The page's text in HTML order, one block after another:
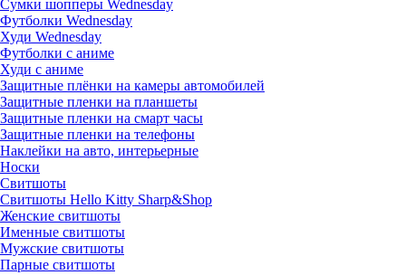
Сумки шопперы Wednesday
Футболки Wednesday
Худи Wednesday
Футболки с аниме
Худи с аниме
Защитные плёнки на камеры автомобилей
Защитные пленки на планшеты
Защитные пленки на смарт часы
Защитные пленки на телефоны
Наклейки на авто, интерьерные
Носки
Свитшоты
Cвитшоты Hello Kitty Sharp&Shop
Женские свитшоты
Именные свитшоты
Мужские свитшоты
Парные свитшоты